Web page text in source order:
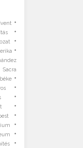
•
•
•
•
Sacra
béke•
•
•
•
•
•
•
•